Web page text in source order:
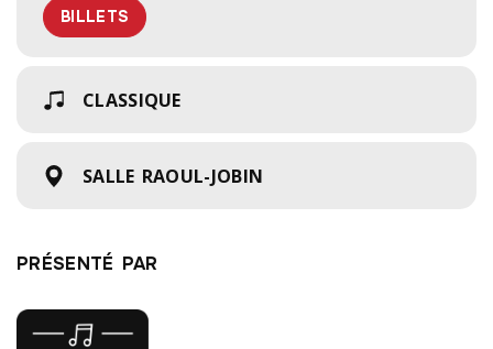
BILLETS
CLASSIQUE
SALLE RAOUL-JOBIN
PRÉSENTÉ PAR